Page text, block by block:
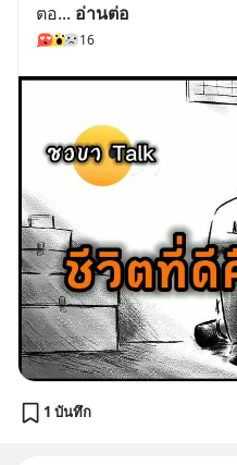
ตอ... อ่านต่อ
16
1 บันทึก